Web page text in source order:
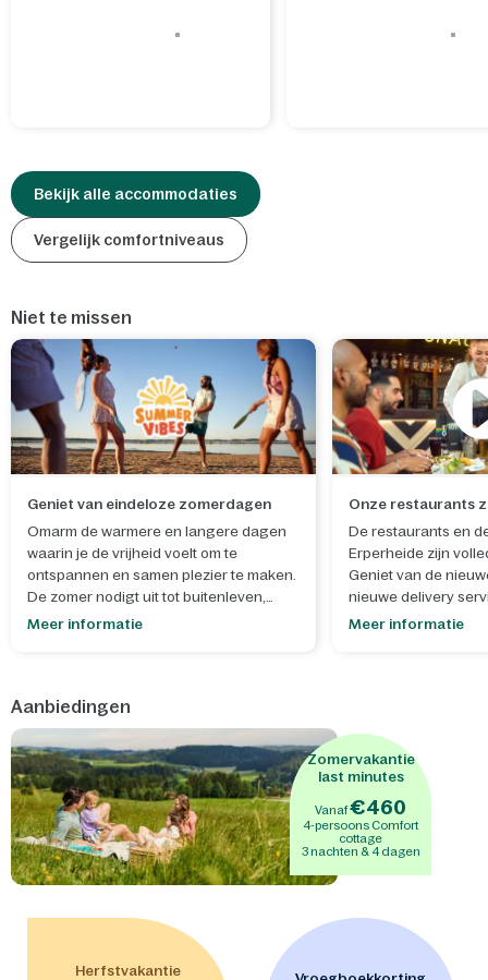
Bekijk alle accommodaties
Vergelijk comfortniveaus
Niet te missen
Geniet van eindeloze zomerdagen
Omarm de warmere en langere dagen
waarin je de vrijheid voelt om te
ontspannen en samen plezier te maken.
De zomer nodigt uit tot buitenleven,
spontane momenten en het creëren van
onzezomerworkshops
iets moois maakt dat helemaal past bij
het seizoen en zorgt voor een extra
dosis zomerse gezelligheid. Bouw en
versier je eigenmini-ijsjeskraamof
maak eenschatkist met slotom je
geheimen in te bewaren. - Na een
zonnige dag is het heerlijk om samen te
genieten van de sensationele
perfecte afsluiter van de dag vol
spetterend plezier. - Binnen wacht een
wereld vol avonturen, waar kinderen
Meer informatie
Onze restaurants
De restaurants en
Erperheide zijn
Geniet van de
nieuwe delivery
Meer informatie
Aanbiedingen
Zomervakantie
last minutes
Vanaf€460
4-persoons Comfort
cottage
3 nachten & 4 dagen
Herfstvakantie